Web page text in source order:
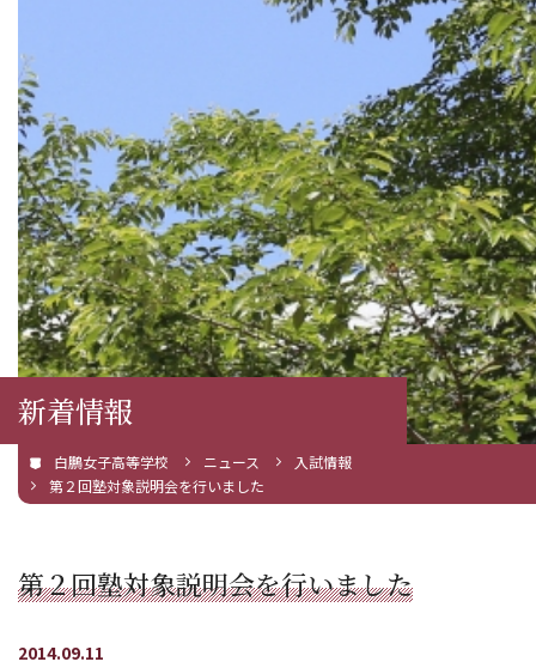
新着情報
白鵬女子高等学校 ニュース
入試情報
第２回塾対象説明会を行いました
第２回塾対象説明会を行いました
2014.09.11